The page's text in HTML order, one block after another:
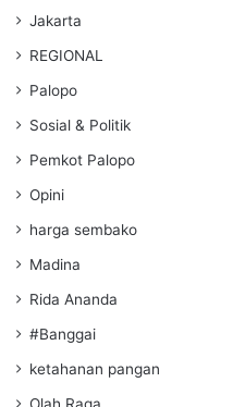
Jakarta
REGIONAL
Palopo
Sosial & Politik
Pemkot Palopo
Opini
harga sembako
Madina
Rida Ananda
#Banggai
ketahanan pangan
Olah Raga